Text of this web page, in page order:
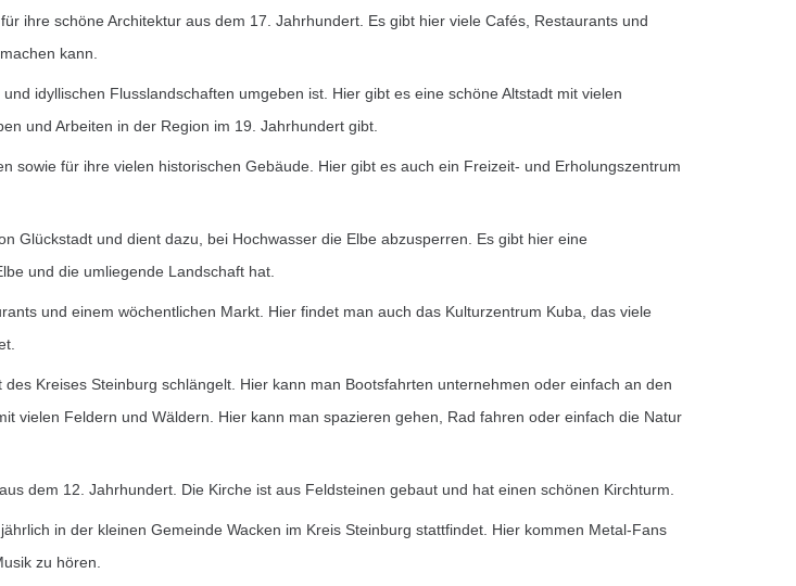
ihre schöne Architektur aus dem 17. Jahrhundert. Es gibt hier viele Cafés, Restaurants und
kann.
idyllischen Flusslandschaften umgeben ist. Hier gibt es eine schöne Altstadt mit vielen
und Arbeiten in der Region im 19. Jahrhundert gibt.
sowie für ihre vielen historischen Gebäude. Hier gibt es auch ein Freizeit- und Erholungszentrum
Glückstadt und dient dazu, bei Hochwasser die Elbe abzusperren. Es gibt hier eine
und die umliegende Landschaft hat.
und einem wöchentlichen Markt. Hier findet man auch das Kulturzentrum Kuba, das viele
Kreises Steinburg schlängelt. Hier kann man Bootsfahrten unternehmen oder einfach an den
vielen Feldern und Wäldern. Hier kann man spazieren gehen, Rad fahren oder einfach die Natur
dem 12. Jahrhundert. Die Kirche ist aus Feldsteinen gebaut und hat einen schönen Kirchturm.
in der kleinen Gemeinde Wacken im Kreis Steinburg stattfindet. Hier kommen Metal-Fans
zu hören.